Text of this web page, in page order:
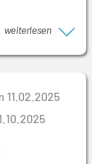
weiterlesen
11.02.2025